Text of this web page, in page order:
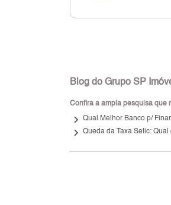
Blog do Grupo SP
Confira a ampla pesquisa que
keyboard_arrow_right Qual Melhor Banco p/
keyboard_arrow_right Queda da Taxa Selic: